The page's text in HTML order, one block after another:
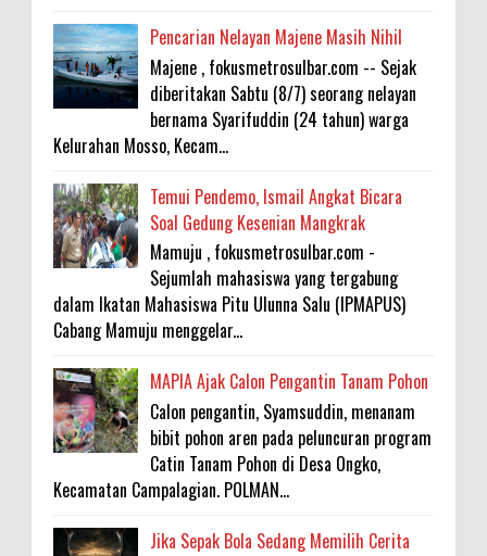
Pencarian Nelayan Majene Masih Nihil
Majene , fokusmetrosulbar.com -- Sejak
diberitakan Sabtu (8/7) seorang nelayan
bernama Syarifuddin (24 tahun) warga
Kelurahan Mosso, Kecam...
Temui Pendemo, Ismail Angkat Bicara
Soal Gedung Kesenian Mangkrak
Mamuju , fokusmetrosulbar.com -
Sejumlah mahasiswa yang tergabung
dalam Ikatan Mahasiswa Pitu Ulunna Salu (IPMAPUS)
Cabang Mamuju menggelar...
MAPIA Ajak Calon Pengantin Tanam Pohon
Calon pengantin, Syamsuddin, menanam
bibit pohon aren pada peluncuran program
Catin Tanam Pohon di Desa Ongko,
Kecamatan Campalagian. POLMAN...
Jika Sepak Bola Sedang Memilih Cerita